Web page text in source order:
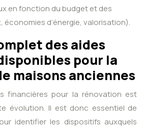
en fonction du budget et des
d’énergie, valorisation).
des aides
pour la
maisons anciennes
financières pour la rénovation est
évolution. Il est donc essentiel de
identifier les dispositifs auxquels